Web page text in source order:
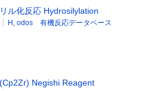
ル化反応 Hydrosilylation
H , odos 有機反応データベース
Negishi Reagent